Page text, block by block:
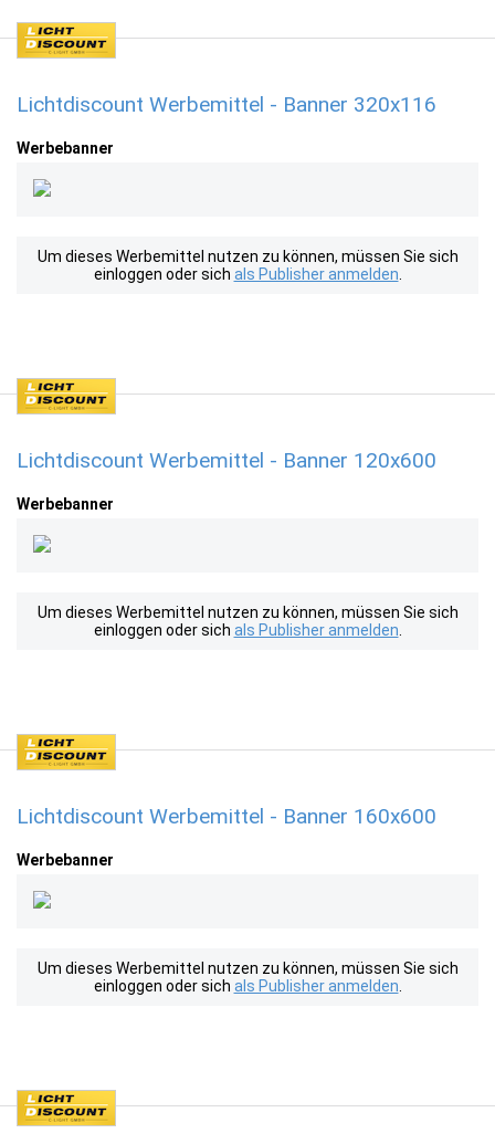
Lichtdiscount Werbemittel - Banner 320x116
Werbebanner
Um dieses Werbemittel nutzen zu können, müssen Sie sich
einloggen oder sich als Publisher anmelden
Lichtdiscount Werbemittel - Banner 120x600
Werbebanner
Um dieses Werbemittel nutzen zu können, müssen Sie sich
einloggen oder sich als Publisher anmelden
Lichtdiscount Werbemittel - Banner 160x600
Werbebanner
Um dieses Werbemittel nutzen zu können, müssen Sie sich
einloggen oder sich als Publisher anmelden